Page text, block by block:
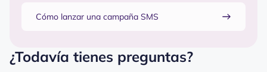
Cómo lanzar una campaña SMS
¿Todavía tienes preguntas?